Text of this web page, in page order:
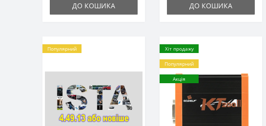
ДО КОШИКА ДО КОШИКА
Популярний Хіт продажу
Популярний
Акція